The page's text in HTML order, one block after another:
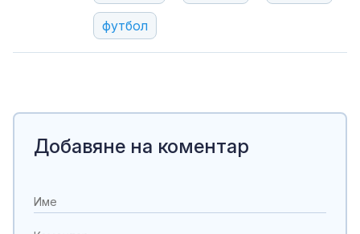
футбол
Добавяне на коментар